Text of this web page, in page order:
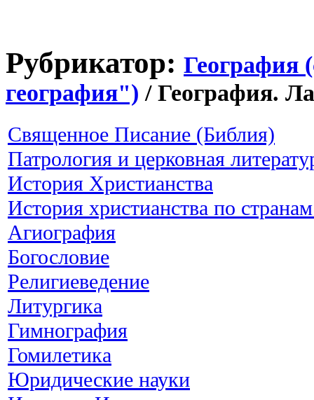
Рубрикатор: География
география") / География.
Священное Писание (Библия)
Патрология и церковная
История Христианства
История христианства по
Агиография
Богословие
Религиеведение
Литургика
Гимнография
Гомилетика
Юридические науки